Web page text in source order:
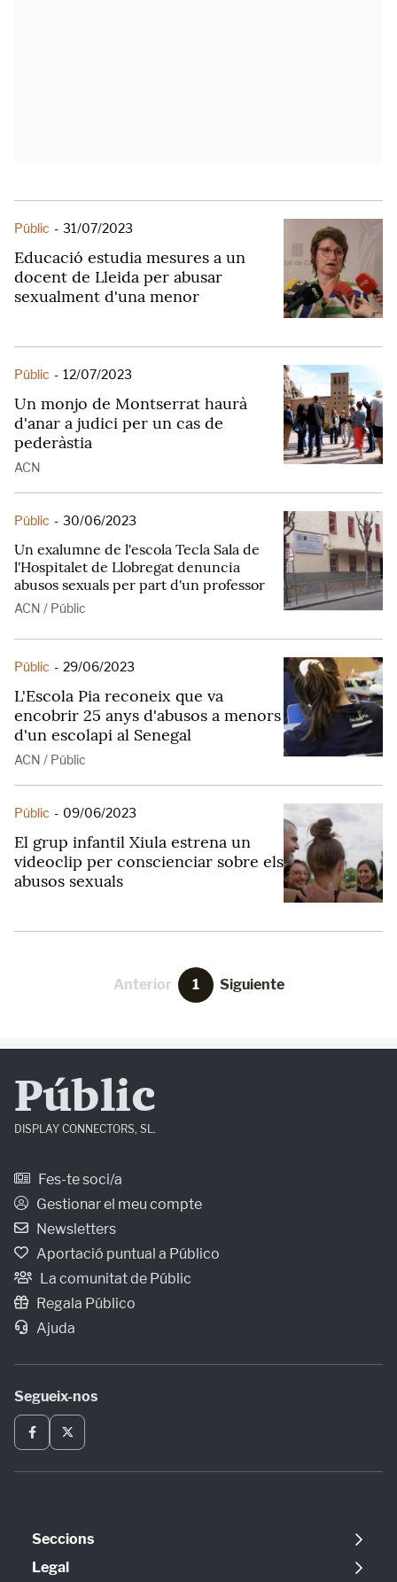
Públic - 31/07/2023
Educació estudia mesures a un
docent de Lleida per abusar
sexualment d'una menor
Públic - 12/07/2023
Un monjo de Montserrat haurà
d'anar a judici per un cas de
pederàstia
ACN
Públic - 30/06/2023
Un exalumne de l'escola Tecla Sala de
l'Hospitalet de Llobregat denuncia
abusos sexuals per part d'un professor
ACN / Públic
Públic - 29/06/2023
L'Escola Pia reconeix que va
encobrir 25 anys d'abusos a menors
d'un escolapi al Senegal
ACN / Públic
Públic - 09/06/2023
El grup infantil Xiula estrena un
videoclip per conscienciar sobre els
abusos sexuals
Anterior 1 Siguiente
Públic
DISPLAY CONNECTORS, SL.
Fes-te soci/a
Gestionar el meu compte
Newsletters
Aportació puntual a Público
La comunitat de Públic
Regala Público
Ajuda
Segueix-nos
Seccions
Política
Legal